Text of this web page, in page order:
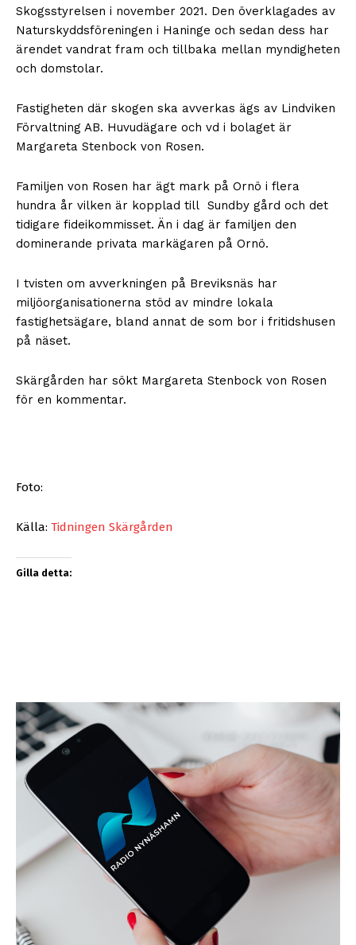
Skogsstyrelsen i november 2021. Den överklagades av
Naturskyddsföreningen i Haninge och sedan dess har
ärendet vandrat fram och tillbaka mellan myndigheten
och domstolar.
Fastigheten där skogen ska avverkas ägs av Lindviken
Förvaltning AB. Huvudägare och vd i bolaget är
Margareta Stenbock von Rosen.
Familjen von Rosen har ägt mark på Ornö i flera
hundra år vilken är kopplad till Sundby gård och det
tidigare fideikommisset. Än i dag är familjen den
dominerande privata markägaren på Ornö.
I tvisten om avverkningen på Breviksnäs har
miljöorganisationerna stöd av mindre lokala
fastighetsägare, bland annat de som bor i fritidshusen
på näset.
Skärgården har sökt Margareta Stenbock von Rosen
för en kommentar.
Foto:
Källa: Tidningen Skärgården
Gilla detta: